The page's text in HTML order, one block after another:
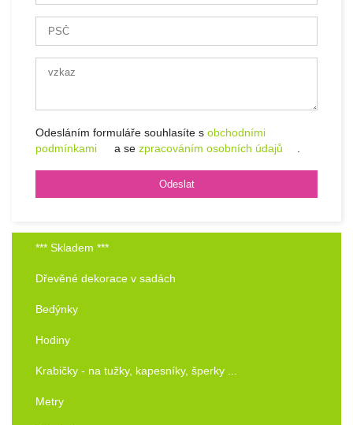
Odesláním formuláře souhlasíte s obchodními
podmínkami
a se zpracováním osobních údajů
*** Skladem ***
Dřevěné dekorace v sadách
Bedýnky
Hodiny
Krabičky - na tužky, kapesníky, šperky ...
Metry